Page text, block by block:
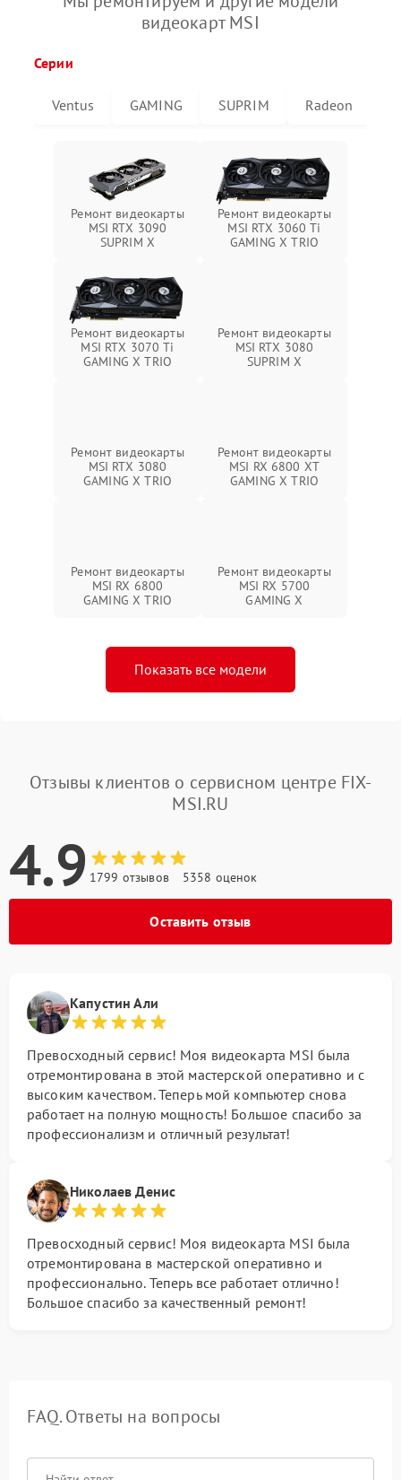
видеокарт MSI
Серии
Ventus GAMING SUPRIM Radeon
Ремонт видеокарты
MSI RTX 3090
SUPRIM X
Ремонт видеокарты
MSI RTX 3060 Ti
GAMING X TRIO
Ремонт видеокарты
MSI RTX 3070 Ti
GAMING X TRIO
Ремонт видеокарты
MSI RTX 3080
SUPRIM X
Ремонт видеокарты
MSI RTX 3080
GAMING X TRIO
Ремонт видеокарты
MSI RX 6800 XT
GAMING X TRIO
Ремонт видеокарты
MSI RX 6800
GAMING X TRIO
Ремонт видеокарты
MSI RX 5700
GAMING X
Показать все модели
Отзывы клиентов о сервисном центре FIX-
MSI.RU
4.9 1799 отзывов 5358 оценок
Оставить отзыв
Капустин Али
Превосходный сервис! Моя видеокарта MSI была
отремонтирована в этой мастерской оперативно и с
высоким качеством. Теперь мой компьютер снова
работает на полную мощность! Большое спасибо за
профессионализм и отличный результат!
Николаев Денис
Превосходный сервис! Моя видеокарта MSI была
отремонтирована в мастерской оперативно и
профессионально. Теперь все работает отлично!
Большое спасибо за качественный ремонт!
FAQ. Ответы на вопросы